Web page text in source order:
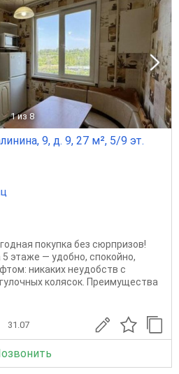
1 из 8
9, д. 9, 27 м², 5/9 эт.
покупка без сюрпризов!
этаже — удобно, спокойно,
никаких неудобств с
колясок. Преимущества
31.07